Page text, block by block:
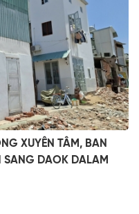
XUYÊN TÂM, BAN
SANG DAOK DALAM